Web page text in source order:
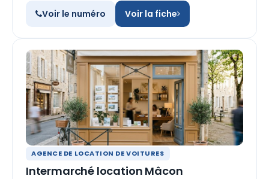
Voir le numéro Voir la fiche
AGENCE DE LOCATION DE VOITURES
Intermarché location Mâcon